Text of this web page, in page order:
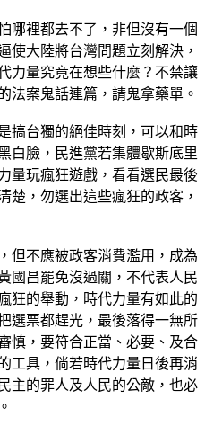
哪裡都去不了，非但沒有一個
使大陸將台灣問題立刻解決，
力量究竟在想些什麼？不禁讓
法案鬼話連篇，請鬼拿藥單。
搞台獨的絕佳時刻，可以和時
白臉，民進黨若集體歇斯底里
量玩瘋狂遊戲，看看選民最後
楚，勿選出這些瘋狂的政客，
但不應被政客消費濫用，成為
國昌罷免沒過關，不代表人民
狂的舉動，時代力量有如此的
選票都趕光，最後落得一無所
慎，要符合正當、必要、及合
工具，倘若時代力量日後再消
主的罪人及人民的公敵，也必